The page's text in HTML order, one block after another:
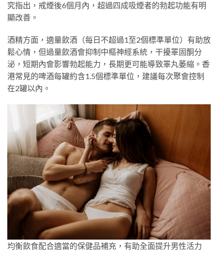
究指出，戒煙後6個月內，超過四成吸煙者的勃起功能有明
顯改善。
酒精方面，適量飲酒（每日不超過1至2個標準單位）有助放
鬆心情，但過量飲酒會抑制中樞神經系統，干擾睪固酮分
泌，短期內會影響勃起能力，長期更可能導致睪丸萎縮。香
港常見的啤酒每罐約含1.5個標準單位，建議每次聚會控制
在2罐以內。
均衡飲食配合適當的保健品補充，有助全面提升男性活力